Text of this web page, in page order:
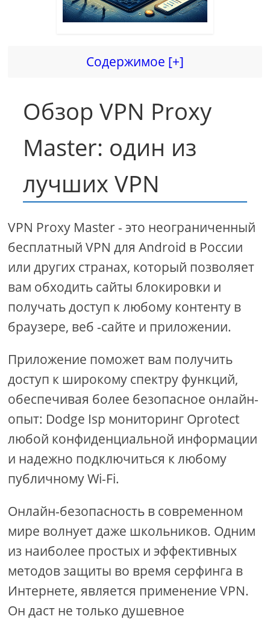
Содержимое [+]
Обзор VPN Proxy
Master: один из
лучших VPN
VPN Proxy Master - это неограниченный
бесплатный VPN для Android в России
или других странах, который позволяет
вам обходить сайты блокировки и
получать доступ к любому контенту в
браузере, веб -сайте и приложении.
Приложение поможет вам получить
доступ к широкому спектру функций,
обеспечивая более безопасное онлайн-
опыт: Dodge Isp мониторинг Oprotect
любой конфиденциальной информации
и надежно подключиться к любому
публичному Wi-Fi.
Онлайн-безопасность в современном
мире волнует даже школьников. Одним
из наиболее простых и эффективных
методов защиты во время серфинга в
Интернете, является применение VPN.
Он даст не только душевное